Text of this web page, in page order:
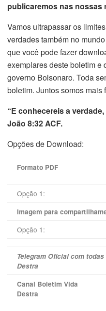
publicaremos nas nossas
Vamos ultrapassar os
verdades também no
que você pode fazer
exemplares deste boletim e
governo Bolsonaro. Toda
boletim. Juntos somos mais
“E conhecereis a
João 8:32 ACF.
Opções de Download:
Formato PDF
Opção 1:
Imagem para
Opção 1:
Telegram Oficial com
Destra
Canal Boletim Vida
Destra